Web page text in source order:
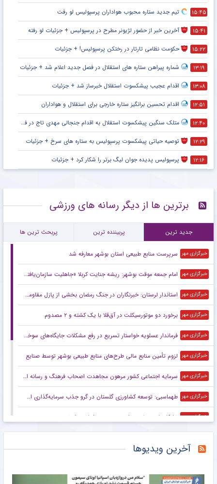
۱۵:۴۵ تیم جدید ستاره محبوب هواداران پرسپولیس لو رفت
۱۵:۴۱ آخرین خبر از حضور لژیونر مطرح در پرسپولیس + جزئیات لو رفته
۱۵:۲۲ حکومت نظامی تارتار در رختکن پرسپولیس! + جزئیات
۱۳:۱۹ شماره پیراهن ستاره های استقلال در فصل جدید اعلام شد + جزئیات
۱۳:۰۸ اقدام عجیب پیشکسوت استقلال خبرساز شد + جزئیات
۱۲:۵۱ اقدام تحسین برانگیز ستاره خارجی برای استقلال و هواداران
۱۲:۴۰ متلک سنگین پیشکسوت استقلال به اقدام جنجالی مهدی تاج در فدراسیون فوتبال
۱۲:۲۹ توصیه حیاتی پیشکسوت پرسپولیس به ستاره های سرخ + جزئیات
۱۲:۱۶ پرسپولیس پدیده جوان لیگ برتر را شکار کرد + جزئیات
برترین ها از دیگر رسانه های ورزشی
جدید ترین پربیننده ترین پربحث ترین ها
خبرگزاری مهر سرپرست منابع طبیعی استان بوشهر معارفه شد
خبرگزاری مهر امام جمعه موقت بوشهر: ریشه جنایت کربلا «جاهلیت سازمان‌یافته» بود
خبرگزاری مهر استاندار لرستان: خبرنگاران در جنگ رمضان بخشی از پازل مقاومت بودند
خبرگزاری مهر برخورد دو موتورسیکلت در آق‌قلا با یک کشته و ۲ مصدوم
خبرگزاری مهر فرماندار عسلویه خواستار تسریع در رفع مشکلات جایگاه‌های سوخت شد
خبرگزاری مهر لزوم تأمین منابع مالی طرح‌های منابع طبیعی بوشهر توسط صنایع
خبرگزاری مهر سرمایه اجتماعی کشور مرهون مجاهدت اصحاب فرهنگ و رسانه است
خبرگزاری مهر طهماسبی: توسعه کشاورزی گلستان در گرو جذب سرمایه‌گذاری است
خبرگزاری مهر تشکل‌های صنفی رسانه به رسمیت شناخته شوند
خبرگزاری مهر گرامیداشت روز خبرنگار در کهگیلویه و بویر احمد
آخرین ویدیوها